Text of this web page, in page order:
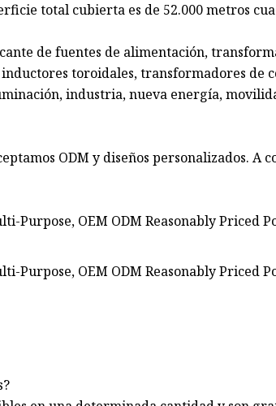
total cubierta es de 52.000 metros
de fuentes de alimentación,
toroidales, transformadores de
industria, nueva energía,
ODM y diseños personalizados. A